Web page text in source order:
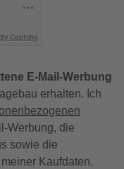
Captcha
E-Mail-Werbung
erhalten. Ich
Werbung, die
sowie die
Kaufdaten,